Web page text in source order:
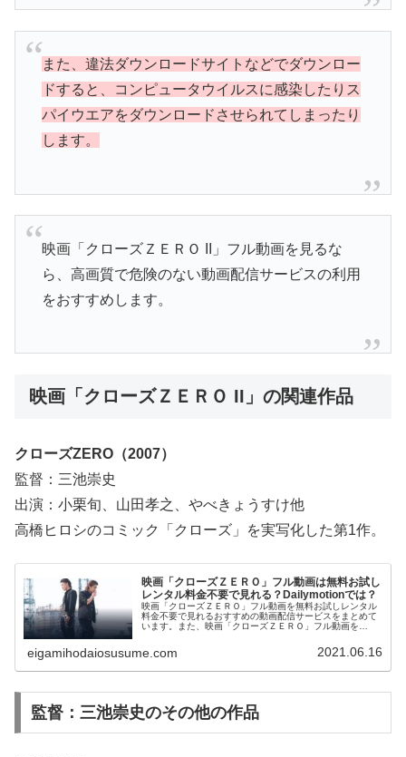
また、違法ダウンロードサイトなどでダウンロー
ドすると、コンピュータウイルスに感染したりス
パイウエアをダウンロードさせられてしまったり
します。
映画「クローズＺＥＲＯ II」フル動画を見るな
ら、高画質で危険のない動画配信サービスの利用
をおすすめします。
映画「クローズＺＥＲＯ II」の関連作品
クローズZERO（2007）
監督：三池崇史
出演：小栗旬、山田孝之、やべきょうすけ他
高橋ヒロシのコミック「クローズ」を実写化した第1作。
映画「クローズＺＥＲＯ」フル動画は無料お試し
レンタル料金不要で見れる？Dailymotionでは？
映画「クローズＺＥＲＯ」フル動画を無料お試しレンタル
料金不要で見れるおすすめの動画配信サービスをまとめて
います。また、映画「クローズＺＥＲＯ」フル動画を
て、映画「クローズＺＥＲＯ」の作品情報、あらすじにつ
いてもお伝えしていますので、動画配信サービス選びや映
eigamihodaiosusume.com 2021.06.16
監督：三池崇史のその他の作品